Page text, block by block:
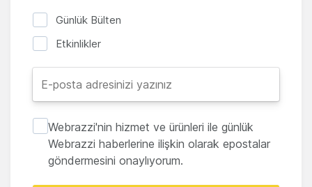
Günlük Bülten
Etkinlikler
Webrazzi'nin hizmet ve ürünleri ile günlük
Webrazzi haberlerine ilişkin olarak epostalar
göndermesini onaylıyorum.